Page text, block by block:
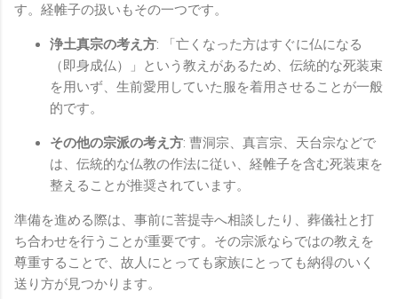
す。経帷子の扱いもその一つです。
浄土真宗の考え方: 「亡くなった方はすぐに仏になる
（即身成仏）」という教えがあるため、伝統的な死装束
を用いず、生前愛用していた服を着用させることが一般
的です。
その他の宗派の考え方: 曹洞宗、真言宗、天台宗などで
は、伝統的な仏教の作法に従い、経帷子を含む死装束を
整えることが推奨されています。
準備を進める際は、事前に菩提寺へ相談したり、葬儀社と打
ち合わせを行うことが重要です。その宗派ならではの教えを
尊重することで、故人にとっても家族にとっても納得のいく
送り方が見つかります。